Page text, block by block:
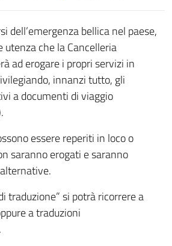
dell’emergenza bellica nel paese,
che la Cancelleria
ad erogare i propri servizi in
innanzi tutto, gli
a documenti di viaggio
essere reperiti in loco o
saranno erogati e saranno
traduzione” si potrà ricorrere a
a traduzioni